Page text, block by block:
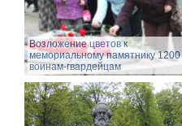
Возложение цветов к
мемориальному памятнику 1200
воинам-гвардейцам